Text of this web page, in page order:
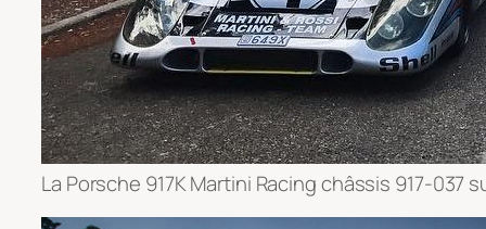
La Porsche 917K Martini Racing châssis 917-037